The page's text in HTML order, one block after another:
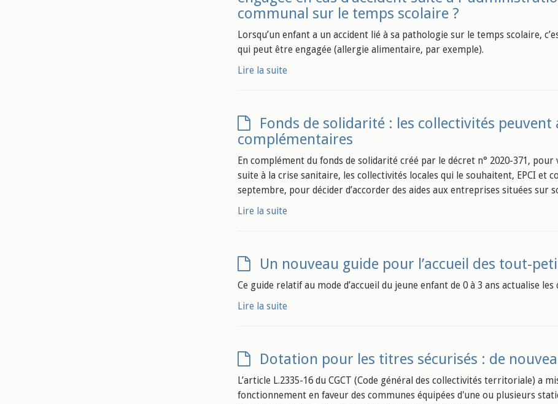
communal sur le temps scolaire ?
Lorsqu’un enfant a un accident lié à sa pathologie sur le temps scolaire,
qui peut être engagée (allergie alimentaire, par exemple).
Lire la suite
Fonds de solidarité : les collectivités
complémentaires
En complément du fonds de solidarité créé par le décret n° 2020-371,
suite à la crise sanitaire, les collectivités locales qui le souhaitent, EPCI et
septembre, pour décider d’accorder des aides aux entreprises situées sur
Lire la suite
Un nouveau guide pour l’accueil des tout-
Ce guide relatif au mode d’accueil du jeune enfant de 0 à 3 ans actualise
Lire la suite
Dotation pour les titres sécurisés : de
L’article L.2335-16 du CGCT (Code général des collectivités territoriale) a
fonctionnement en faveur des communes équipées d'une ou plusieurs